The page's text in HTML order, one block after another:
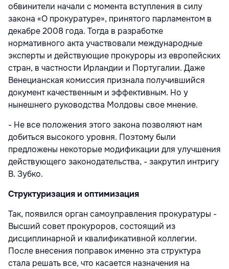
обвинители начали с момента вступления в силу
закона «О прокуратуре», принятого парламентом в
декабре 2008 года. Тогда в разработке
нормативного акта участвовали международные
эксперты и действующие прокуроры из европейских
стран, в частности Ирландии и Португалии. Даже
Венецианская комиссия признала получившийся
документ качественным и эффективным. Но у
нынешнего руководства Молдовы свое мнение.
- Не все положения этого закона позволяют нам
добиться высокого уровня. Поэтому были
предложены некоторые модификации для улучшения
действующего законодательства, - закрутил интригу
В. Зубко.
Структуризация и оптимизация
Так, появился орган самоуправления прокуратуры -
Высший совет прокуроров, состоящий из
дисциплинарной и квалификативной коллегии.
После внесения поправок именно эта структура
стала решать все, что касается назначения на